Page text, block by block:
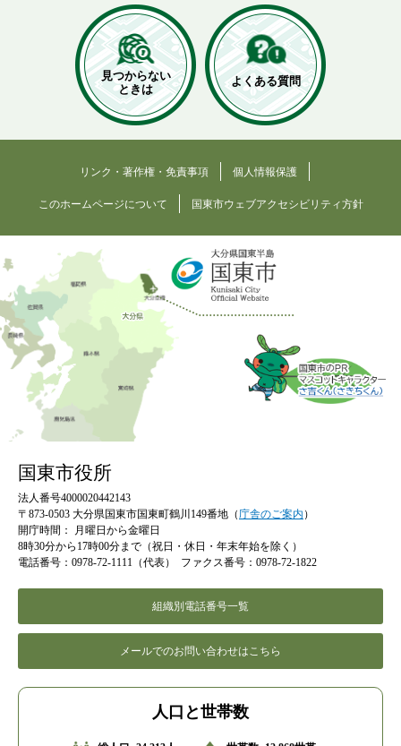
見つからない
ときは
よくある質問
リンク・著作権・免責事項 個人情報保護
このホームページについて 国東市ウェブアクセシビリティ方針
国東市役所
法人番号4000020442143
〒873-0503 大分県国東市国東町鶴川149番地（ 庁舎のご案内 ）
開庁時間：
月曜日から金曜日
8時30分から17時00分まで（祝日・休日・年末年始を除く）
電話番号：0978-72-1111（代表）
ファクス番号：0978-72-1822
組織別電話番号一覧
メールでのお問い合わせはこちら
人口と世帯数